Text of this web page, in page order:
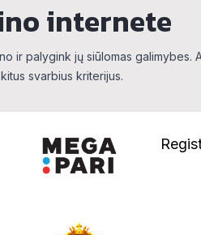
internete
ir palygink jų siūlomas galimybes.
svarbius kriterijus.